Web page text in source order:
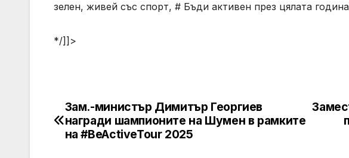
зелен, живей със спорт, # Бъди активен през цялата
*/]]>
Post
navigation
Зам.-министър Димитър Георгиев
награди шампионите на Шумен в рамките
на #BeActiveTour 2025